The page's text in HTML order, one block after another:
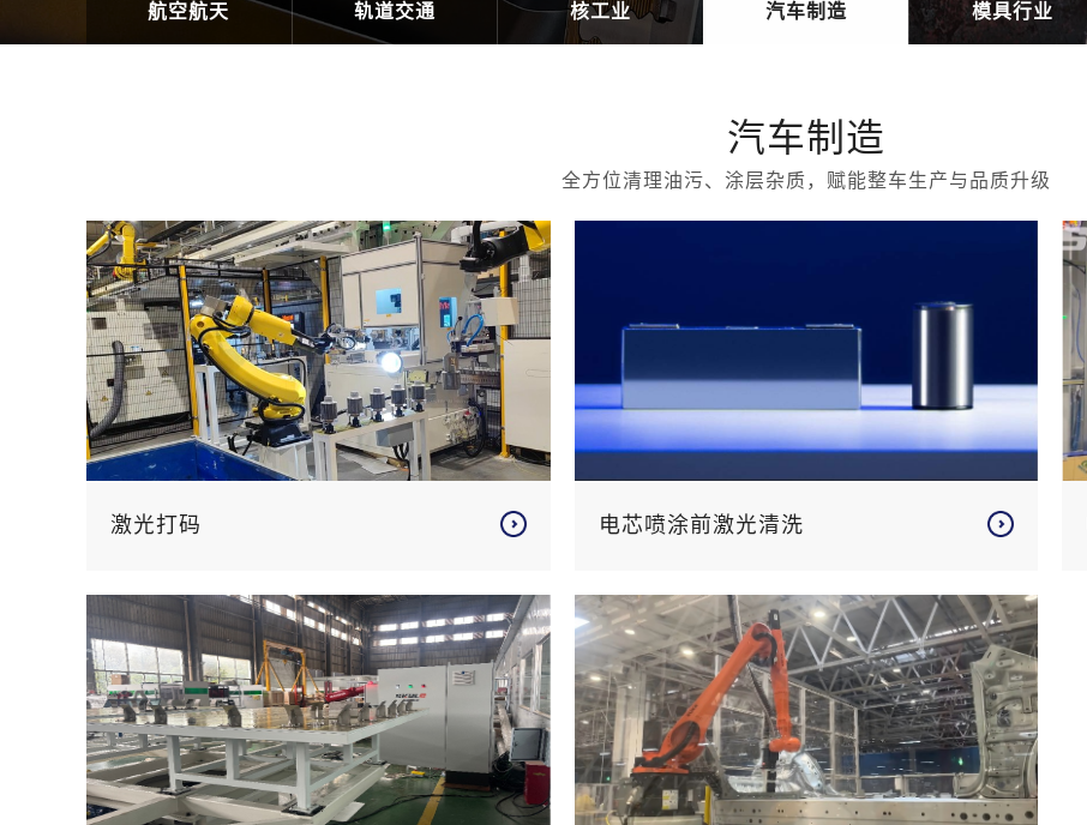
航空航天 轨道交通 核工业 汽车制造 模具行业
汽车制造
全方位清理油污、涂层杂质，赋能整车生产与品质升级
激光打码 电芯喷涂前激光清洗